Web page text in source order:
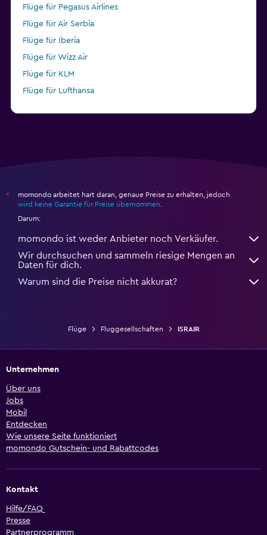
Flüge für Pegasus Airlines
Flüge für Air Serbia
Flüge für Iberia
Flüge für Wizz Air
Flüge für KLM
Flüge für Lufthansa
*
momondo arbeitet hart daran, genaue Preise zu erhalten, jedoch
wird keine Garantie für Preise übernommen
Darum:
momondo ist weder Anbieter noch Verkäufer.
Wir durchsuchen und sammeln riesige Mengen an
Daten für dich.
Warum sind die Preise nicht akkurat?
Flüge Fluggesellschaften ISRAIR
Unternehmen
Über uns
Jobs
Mobil
Entdecken
Wie unsere Seite funktioniert
momondo Gutschein- und Rabattcodes
Kontakt
Hilfe/FAQ
Presse
Partnerprogramm